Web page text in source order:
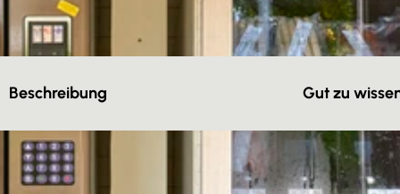
Beschreibung Gut zu